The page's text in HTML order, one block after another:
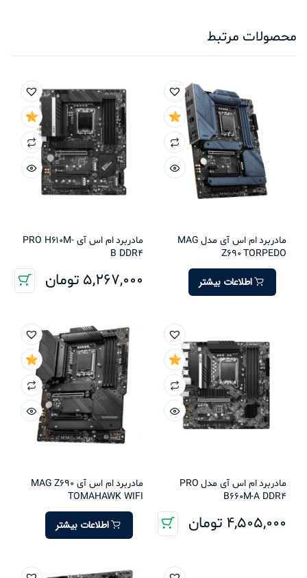
محصولات مرتبط
مادربرد ام اس آی مدل MAG
Z690 TORPEDO
اطلاعات بیشتر
مادربرد ام اس آی PRO H610M-
B DDR4
5,267,000 تومان
مادربرد ام اس آی مدل PRO
B660M-A DDR4
4,505,000 تومان
مادربرد ام اس آی MAG Z690
TOMAHAWK WIFI
اطلاعات بیشتر